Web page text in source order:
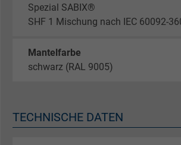
Spezial SABIX®
SHF 1 Mischung nach IEC 60092-
Mantelfarbe
schwarz (RAL 9005)
TECHNISCHE DATEN